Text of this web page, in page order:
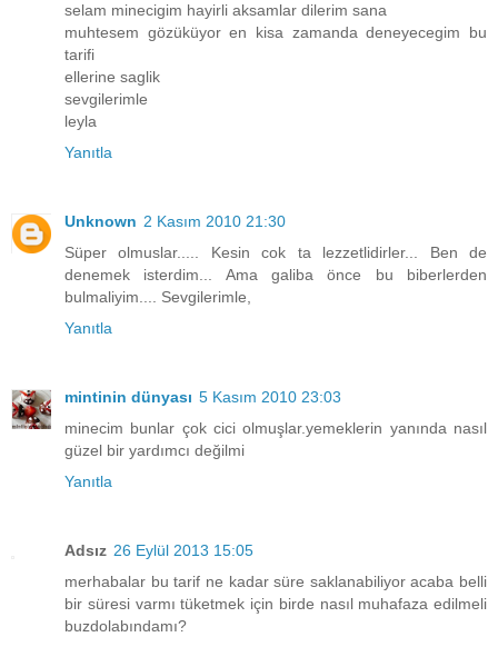
selam minecigim hayirli aksamlar dilerim sana
muhtesem gözüküyor en kisa zamanda deneyecegim bu
tarifi
ellerine saglik
sevgilerimle
leyla
Yanıtla
Unknown 2 Kasım 2010 21:30
Süper olmuslar..... Kesin cok ta lezzetlidirler... Ben de
denemek isterdim... Ama galiba önce bu biberlerden
bulmaliyim.... Sevgilerimle,
Yanıtla
mintinin dünyası 5 Kasım 2010 23:03
minecim bunlar çok cici olmuşlar.yemeklerin yanında nasıl
güzel bir yardımcı değilmi
Yanıtla
Adsız 26 Eylül 2013 15:05
merhabalar bu tarif ne kadar süre saklanabiliyor acaba belli
bir süresi varmı tüketmek için birde nasıl muhafaza edilmeli
buzdolabındamı?